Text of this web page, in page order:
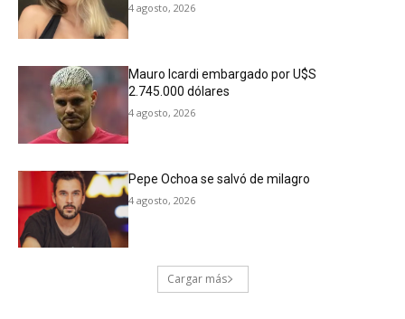
4 agosto, 2026
Mauro Icardi embargado por U$S
2.745.000 dólares
4 agosto, 2026
Pepe Ochoa se salvó de milagro
4 agosto, 2026
Cargar más